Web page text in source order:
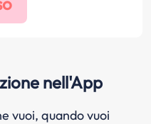
nell'App
vuoi, quando vuoi